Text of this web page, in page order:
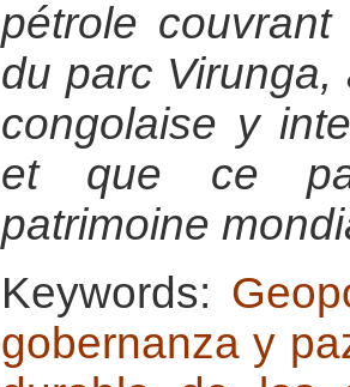
pétrole
du parc
congolaise y
et que ce
patrimoine
Keywords:
gobernanza y